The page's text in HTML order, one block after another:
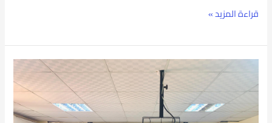
قراءة المزيد »
بورسعيد
تنظم